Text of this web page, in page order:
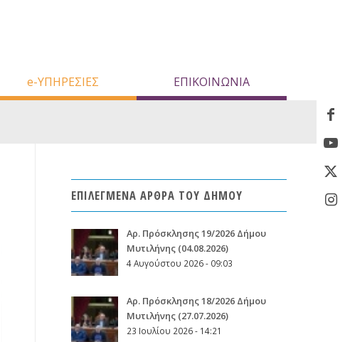
e-ΥΠΗΡΕΣΙΕΣ ΕΠΙΚΟΙΝΩΝΙΑ
ΕΠΙΛΕΓΜΕΝΑ ΑΡΘΡΑ ΤΟΥ ΔΗΜΟΥ
Aρ. Πρόσκλησης 19/2026 Δήμου
Μυτιλήνης (04.08.2026)
4 Αυγούστου 2026 - 09:03
Aρ. Πρόσκλησης 18/2026 Δήμου
Μυτιλήνης (27.07.2026)
23 Ιουλίου 2026 - 14:21